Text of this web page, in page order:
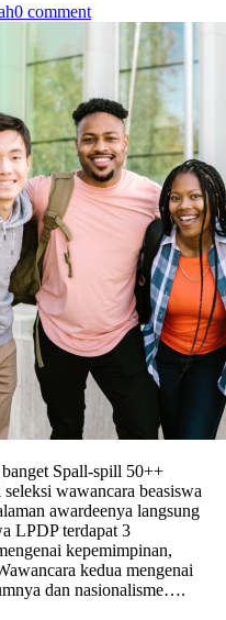
dan
bangun
ruang!”
0 comment
Spall-spill 50++
wawancara beasiswa
awardeenya langsung
LPDP terdapat 3
kepemimpinan,
kedua mengenai
dan nasionalisme….